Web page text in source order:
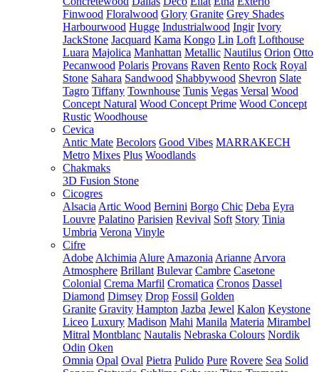
Finwood Floralwood Glory Granite Grey Shades
Harbourwood Hugge Industrialwood Ingir Ivory
JackStone Jacquard Kama Kongo Lin Loft Lofthouse
Luara Majolica Manhattan Metallic Nautilus Orion Otto
Pecanwood Polaris Provans Raven Rento Rock Royal
Stone Sahara Sandwood Shabbywood Shevron Slate
Tagro Tiffany Townhouse Tunis Vegas Versal Wood
Concept Natural Wood Concept Prime Wood Concept
Rustic Woodhouse
Cevica
Antic Mate Becolors Good Vibes MARRAKECH
Metro Mixes Plus Woodlands
Chakmaks
3D Fusion Stone
Cicogres
Alsacia Artic Wood Bernini Borgo Chic Deba Eyra
Louvre Palatino Parisien Revival Soft Story Tinia
Umbria Verona Vinyle
Cifre
Adobe Alchimia Alure Amazonia Arianne Arvora
Atmosphere Brillant Bulevar Cambre Casetone
Colonial Crema Marfil Cromatica Cronos Dassel
Diamond Dimsey Drop Fossil Golden
Granite Gravity Hampton Jazba Jewel Kalon Keystone
Liceo Luxury Madison Mahi Manila Materia Mirambel
Mitral Montblanc Nautalis Nebraska Colours Nordik
Odin Oken
Omnia Opal Oval Pietra Pulido Pure Rovere Sea Solid